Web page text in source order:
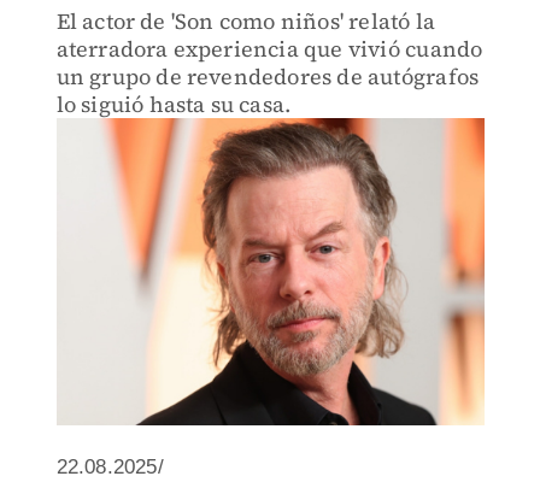
El actor de 'Son como niños' relató la
aterradora experiencia que vivió cuando
un grupo de revendedores de autógrafos
lo siguió hasta su casa.
22.08.2025/